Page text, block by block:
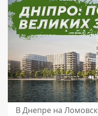
В Днепре на